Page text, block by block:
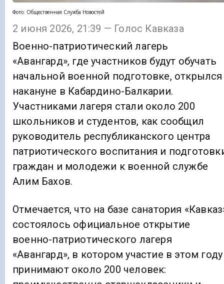
Фото: Общественная Служба Новостей
2 июня 2026, 21:39 — Голос Кавказа
Военно-патриотический лагерь
«Авангард», где участников будут обучать
начальной военной подготовке, открылся
накануне в Кабардино-Балкарии.
Участниками лагеря стали около 200
школьников и студентов, как сообщил
руководитель республиканского центра
патриотического воспитания и
граждан и молодежи к военной службе
Алим Бахов.
Отмечается, что на базе санатория
состоялось официальное открытие
военно-патриотического лагеря
«Авангард», в котором участие в этом году
принимают около 200 человек: